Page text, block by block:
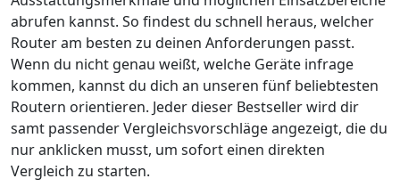
abrufen kannst. So findest du schnell heraus, welcher
Router am besten zu deinen Anforderungen passt.
Wenn du nicht genau weißt, welche Geräte infrage
kommen, kannst du dich an unseren fünf beliebtesten
Routern orientieren. Jeder dieser Bestseller wird dir
samt passender Vergleichsvorschläge angezeigt, die du
nur anklicken musst, um sofort einen direkten
Vergleich zu starten.